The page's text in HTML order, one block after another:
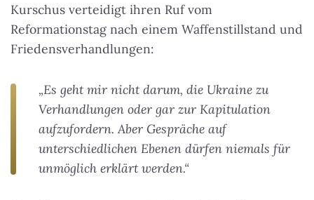
Kurschus verteidigt ihren Ruf vom
Reformationstag nach einem Waffenstillstand und
Friedensverhandlungen:
„Es geht mir nicht darum, die Ukraine zu
Verhandlungen oder gar zur Kapitulation
aufzufordern. Aber Gespräche auf
unterschiedlichen Ebenen dürfen niemals für
unmöglich erklärt werden.“